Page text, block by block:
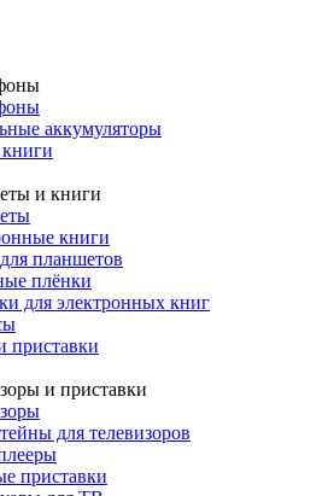
аккумуляторы
и книги
книги
планшетов
плёнки
для электронных книг
приставки
и приставки
для телевизоров
приставки